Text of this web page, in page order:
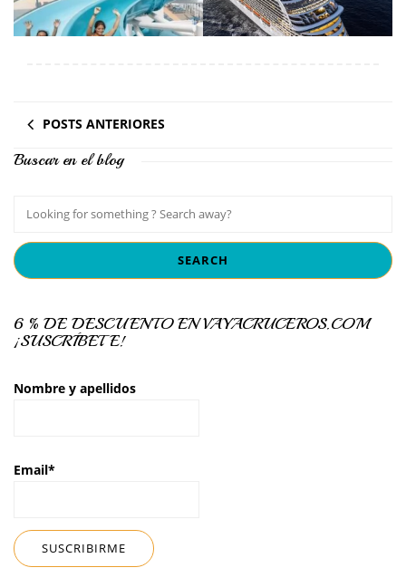
POSTS ANTERIORES
Buscar en el blog
6 % DE DESCUENTO EN VAYACRUCEROS.COM
¡SUSCRÍBETE!
Nombre y apellidos
Email*